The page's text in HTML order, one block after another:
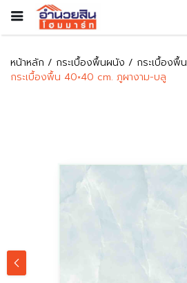
หน้าหลัก กระเบื้องพื้นผนัง กระเบื้องพื้น
กระเบื้องพื้น 40×40 cm. ภูผางาม-บลู